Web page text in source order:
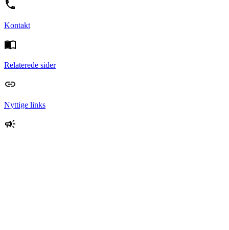
Kontakt
Relaterede sider
Nyttige links